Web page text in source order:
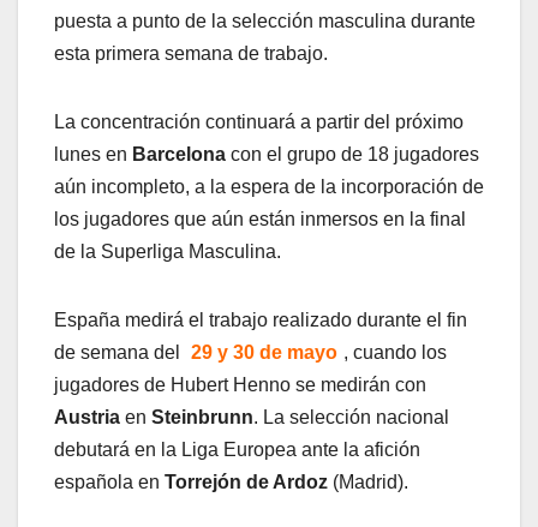
puesta a punto de la selección masculina durante
esta primera semana de trabajo.
La concentración continuará a partir del próximo
lunes en Barcelona con el grupo de 18 jugadores
aún incompleto, a la espera de la incorporación de
los jugadores que aún están inmersos en la final
de la Superliga Masculina.
España medirá el trabajo realizado durante el fin
de semana del
29 y 30 de mayo , cuando los
jugadores de Hubert Henno se medirán con
Austria en Steinbrunn. La selección nacional
debutará en la Liga Europea ante la afición
española en Torrejón de Ardoz (Madrid).